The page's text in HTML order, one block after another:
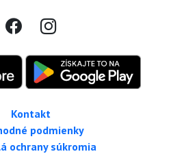
Kontakt
podmienky
ochrany súkromia